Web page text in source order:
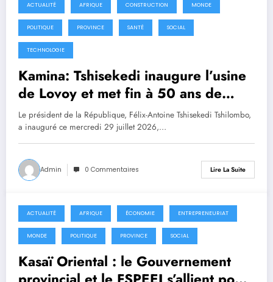
29 juillet 2026
ACTUALITÉ AFRIQUE CONSTRUCTION MONDE
POLITIQUE PROVINCE SANTÉ SOCIAL
TECHNOLOGIE
Kamina: Tshisekedi inaugure l’usine
de Lovoy et met fin à 50 ans de
pénurie d’eau
Le président de la République, Félix-Antoine Tshisekedi Tshilombo,
a inauguré ce mercredi 29 juillet 2026,…
Admin 0 Commentaires Lire La Suite
23 juillet 2026
ACTUALITÉ AFRIQUE ÉCONOMIE ENTREPRENEURIAT
MONDE POLITIQUE PROVINCE SOCIAL
Kasaï Oriental : le Gouvernement